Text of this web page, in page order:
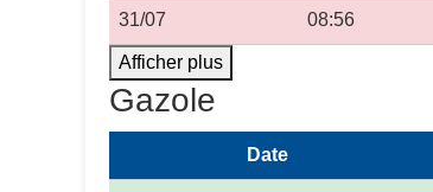
31/07 08:56
Afficher plus
Gazole
Date